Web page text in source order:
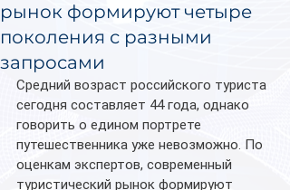
рынок формируют четыре
поколения с разными
запросами
Средний возраст российского туриста
сегодня составляет 44 года, однако
говорить о едином портрете
путешественника уже невозможно. По
оценкам экспертов, современный
туристический рынок формируют